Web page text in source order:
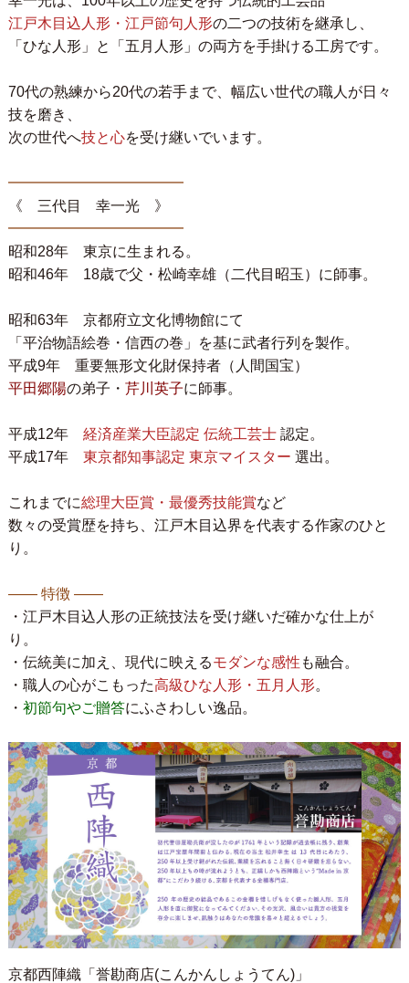
江戸木目込人形・江戸節句人形の二つの技術を継承し、
「ひな人形」と「五月人形」の両方を手掛ける工房です。
70代の熟練から20代の若手まで、幅広い世代の職人が日々
技を磨き、
次の世代へ技と心を受け継いでいます。
━━━━━━━━━━━━
《 三代目 幸一光 》
━━━━━━━━━━━━
昭和28年 東京に生まれる。
昭和46年 18歳で父・松崎幸雄（二代目昭玉）に師事。
昭和63年 京都府立文化博物館にて
「平治物語絵巻・信西の巻」を基に武者行列を製作。
平成9年 重要無形文化財保持者（人間国宝）
平田郷陽の弟子・ 芹川英子に師事。
平成12年 経済産業大臣認定 伝統工芸士認定。
平成17年 東京都知事認定 東京マイスター 選出。
これまでに総理大臣賞・最優秀技能賞など
数々の受賞歴を持ち、江戸木目込界を代表する作家のひと
り。
―― 特徴 ――
・江戸木目込人形の正統技法を受け継いだ確かな仕上が
り。
・伝統美に加え、現代に映えるモダンな感性 も融合。
・職人の心がこもった高級ひな人形・五月人形。
・ 初節句やご贈答にふさわしい逸品。
京都西陣織「誉勘商店(こんかんしょうてん)」